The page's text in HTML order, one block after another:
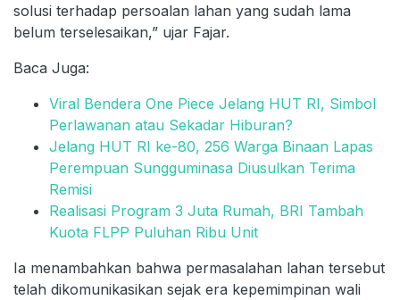
solusi terhadap persoalan lahan yang sudah lama
belum terselesaikan,” ujar Fajar.
Baca Juga:
Viral Bendera One Piece Jelang HUT RI, Simbol
Perlawanan atau Sekadar Hiburan?
Jelang HUT RI ke-80, 256 Warga Binaan Lapas
Perempuan Sungguminasa Diusulkan Terima
Remisi
Realisasi Program 3 Juta Rumah, BRI Tambah
Kuota FLPP Puluhan Ribu Unit
Ia menambahkan bahwa permasalahan lahan tersebut
telah dikomunikasikan sejak era kepemimpinan wali